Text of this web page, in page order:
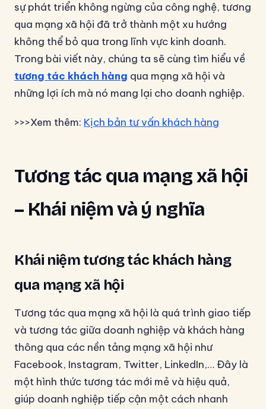
sự phát triển không ngừng của công nghệ, tương
qua mạng xã hội đã trở thành một xu hướng
không thể bỏ qua trong lĩnh vực kinh doanh.
Trong bài viết này, chúng ta sẽ cùng tìm hiểu về
tương tác khách hàng qua mạng xã hội và
những lợi ích mà nó mang lại cho doanh nghiệp.
>>>Xem thêm: Kịch bản tư vấn khách hàng
Tương tác qua mạng xã hội
– Khái niệm và ý nghĩa
Khái niệm tương tác khách hàng
qua mạng xã hội
Tương tác qua mạng xã hội là quá trình giao tiếp
và tương tác giữa doanh nghiệp và khách hàng
thông qua các nền tảng mạng xã hội như
Facebook, Instagram, Twitter, LinkedIn,… Đây là
một hình thức tương tác mới mẻ và hiệu quả,
giúp doanh nghiệp tiếp cận một cách nhanh